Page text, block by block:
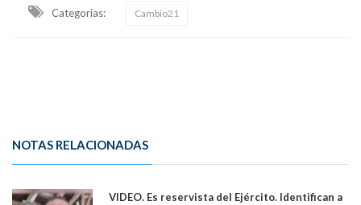
Categorias: Cambio21
NOTAS RELACIONADAS
VIDEO. Es reservista del Ejército. Identifican a